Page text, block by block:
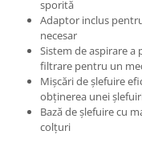
Capsatoare si pistoale
Consumabile scule
Accesorii abrazive
Accesorii pentru
Accesorii pentru
Discuri pentru debitare
sporită
Adaptor inclus
necesar
Sistem de aspirare
filtrare pentru un
Mişcări de şlefuire
obţinerea unei
Bază de şlefuire cu
colţuri